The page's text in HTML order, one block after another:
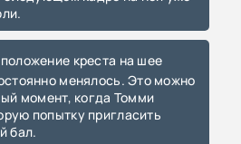
менялось. Это можно
момент, когда Томми
попытку пригласить
бал.